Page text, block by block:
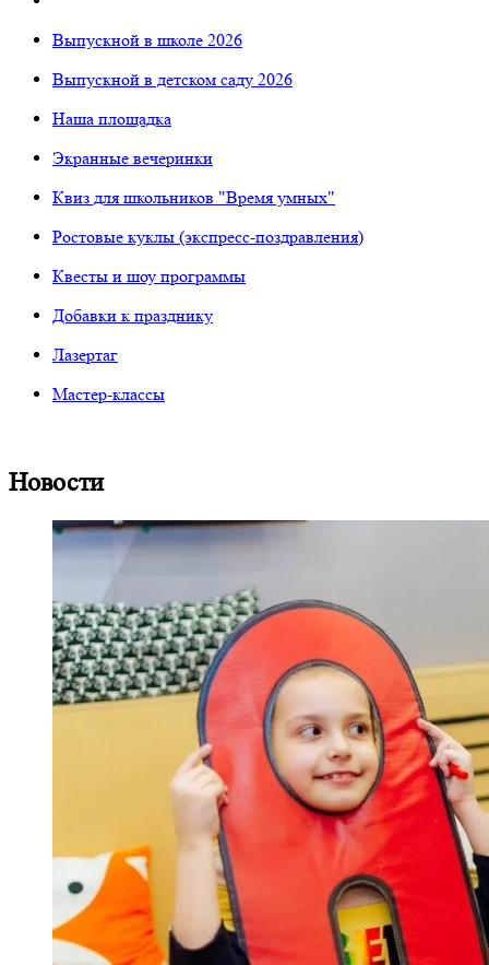
Выпускной в школе 2026
Выпускной в детском саду 2026
Наша площадка
Экранные вечеринки
Квиз для школьников "Время умных"
Ростовые куклы (экспресс-поздравления)
Квесты и шоу программы
Добавки к празднику
Лазертаг
Мастер-классы
Новости